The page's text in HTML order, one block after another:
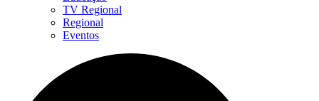
TV Regional
Regional
Eventos